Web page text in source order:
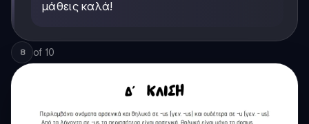
μάθεις καλά!
8 of 10